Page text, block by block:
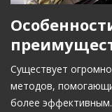
Существует
методов,
более